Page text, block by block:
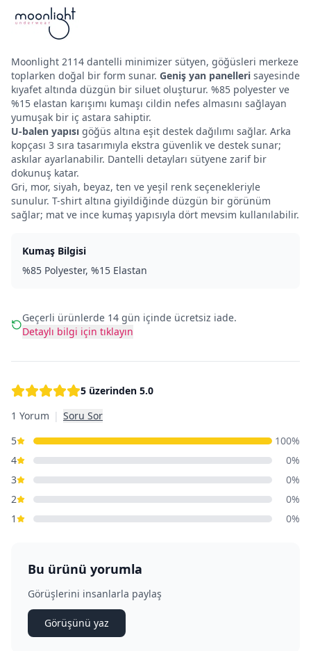
Moonlight 2114 dantelli minimizer sütyen, göğüsleri merkeze
toplarken doğal bir form sunar. Geniş yan panelleri sayesinde
kıyafet altında düzgün bir siluet oluşturur. %85 polyester ve
%15 elastan karışımı kumaşı cildin nefes almasını sağlayan
yumuşak bir iç astara sahiptir.
U-balen yapısı göğüs altına eşit destek dağılımı sağlar. Arka
kopçası 3 sıra tasarımıyla ekstra güvenlik ve destek sunar;
askılar ayarlanabilir. Dantelli detayları sütyene zarif bir
dokunuş katar.
Gri, mor, siyah, beyaz, ten ve yeşil renk seçenekleriyle
sunulur. T-shirt altına giyildiğinde düzgün bir görünüm
sağlar; mat ve ince kumaş yapısıyla dört mevsim kullanılabilir.
Kumaş Bilgisi
%85 Polyester, %15 Elastan
Geçerli ürünlerde 14 gün içinde ücretsiz iade.
Detaylı bilgi için tıklayın
5 üzerinden 5.0
1 Yorum | Soru Sor
5
100%
4
0%
3
0%
2
0%
1
0%
Bu ürünü yorumla
Görüşlerini insanlarla paylaş
Görüşünü yaz